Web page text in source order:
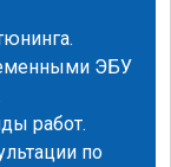
ЭБУ
работ.
по